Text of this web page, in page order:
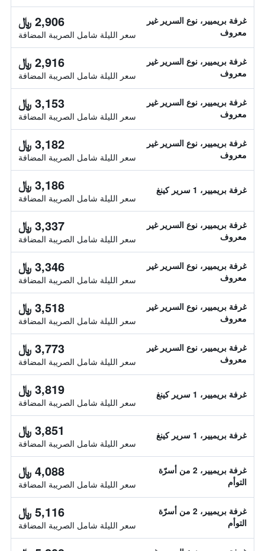
غرفة بريميير، نوع السرير غير
معروف
2,906 ﷼
سعر الليلة شامل الصريبة المضافة
غرفة بريميير، نوع السرير غير
معروف
2,916 ﷼
سعر الليلة شامل الصريبة المضافة
غرفة بريميير، نوع السرير غير
معروف
3,153 ﷼
سعر الليلة شامل الصريبة المضافة
غرفة بريميير، نوع السرير غير
معروف
3,182 ﷼
سعر الليلة شامل الصريبة المضافة
غرفة بريميير، 1 سرير كينغ 3,186 ﷼
سعر الليلة شامل الصريبة المضافة
غرفة بريميير، نوع السرير غير
معروف
3,337 ﷼
سعر الليلة شامل الصريبة المضافة
غرفة بريميير، نوع السرير غير
معروف
3,346 ﷼
سعر الليلة شامل الصريبة المضافة
غرفة بريميير، نوع السرير غير
معروف
3,518 ﷼
سعر الليلة شامل الصريبة المضافة
غرفة بريميير، نوع السرير غير
معروف
3,773 ﷼
سعر الليلة شامل الصريبة المضافة
غرفة بريميير، 1 سرير كينغ 3,819 ﷼
سعر الليلة شامل الصريبة المضافة
غرفة بريميير، 1 سرير كينغ 3,851 ﷼
سعر الليلة شامل الصريبة المضافة
غرفة بريميير، 2 من أسرّة
التوأم
4,088 ﷼
سعر الليلة شامل الصريبة المضافة
غرفة بريميير، 2 من أسرّة
التوأم
5,116 ﷼
سعر الليلة شامل الصريبة المضافة